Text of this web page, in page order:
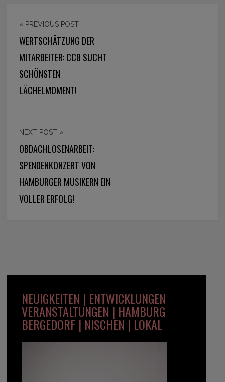
« PREVIOUS POST
WERTSCHÄTZUNG DER
MITARBEITER: CCB SUCHT
SCHÖNSTEN
LÄCHELMOMENT!
NEXT POST »
OBDACHLOSENARBEIT:
SPENDENKONZERT VON
HAMBURGER MUSIKERN EIN
VOLLER ERFOLG!
NEUIGKEITEN | ENTWICKLUNGEN
VERANSTALTUNGEN | HAMBURG
BERGEDORF | NISCHEN | LOKAL